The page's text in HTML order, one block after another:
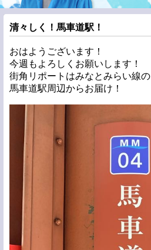
清々しく！馬車道駅！
おはようございます！
今週もよろしくお願いします！
街角リポートはみなとみらい線の
馬車道駅周辺からお届け！